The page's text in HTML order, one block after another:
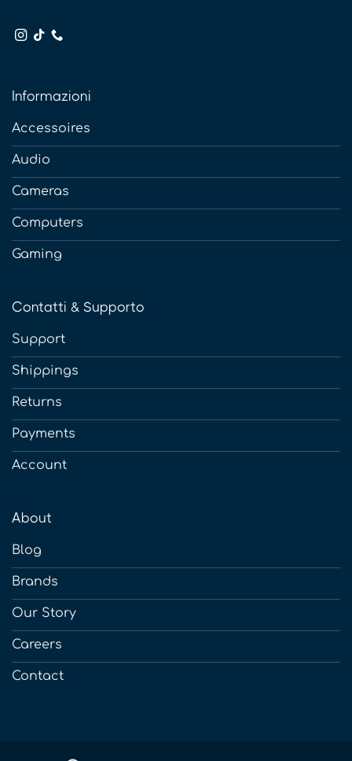
Informazioni
Accessoires
Audio
Cameras
Computers
Gaming
Contatti & Supporto
Support
Shippings
Returns
Payments
Account
About
Blog
Brands
Our Story
Careers
Contact